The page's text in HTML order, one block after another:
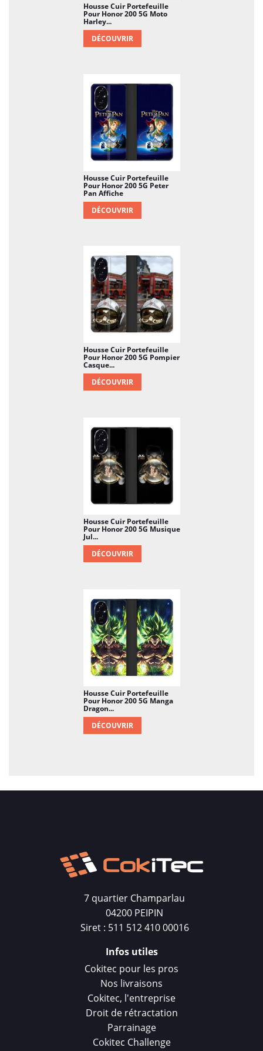
Housse Cuir Portefeuille
Pour Honor 200 5G Moto
Harley...
DÉCOUVRIR
Housse Cuir Portefeuille
Pour Honor 200 5G Peter
Pan Affiche
DÉCOUVRIR
Housse Cuir Portefeuille
Pour Honor 200 5G Pompier
Casque...
DÉCOUVRIR
Housse Cuir Portefeuille
Pour Honor 200 5G Musique
Jul...
DÉCOUVRIR
Housse Cuir Portefeuille
Pour Honor 200 5G Manga
Dragon...
DÉCOUVRIR
7 quartier Champarlau
04200 PEIPIN
Siret : 511 512 410 00016
Infos utiles
Cokitec pour les pros
Nos livraisons
Cokitec, l'entreprise
Droit de rétractation
Parrainage
Cokitec Challenge